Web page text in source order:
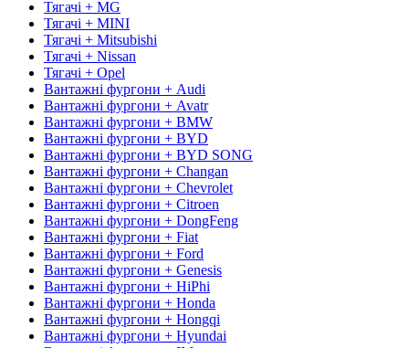
Тягачі + MG
Тягачі + MINI
Тягачі + Mitsubishi
Тягачі + Nissan
Тягачі + Opel
Вантажні фургони + Audi
Вантажні фургони + Avatr
Вантажні фургони + BMW
Вантажні фургони + BYD
Вантажні фургони + BYD SONG
Вантажні фургони + Changan
Вантажні фургони + Chevrolet
Вантажні фургони + Citroen
Вантажні фургони + DongFeng
Вантажні фургони + Fiat
Вантажні фургони + Ford
Вантажні фургони + Genesis
Вантажні фургони + HiPhi
Вантажні фургони + Honda
Вантажні фургони + Hongqi
Вантажні фургони + Hyundai